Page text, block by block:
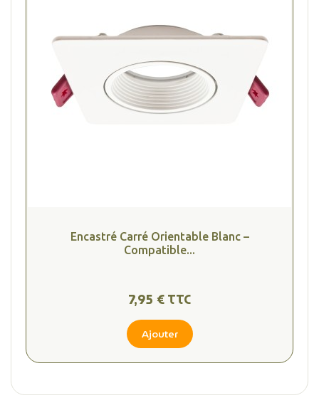
Encastré Carré Orientable Blanc –
Compatible...
7,95 € TTC
Ajouter